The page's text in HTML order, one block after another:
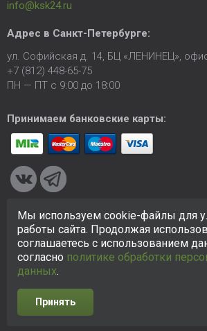
info@ksk24.ru
Адрес в Санкт-Петербурге:
ул. Софийская д. 14, БЦ «ЛЕНИНЕЦ»,
+7 (812) 448-65-75
ПН — ПТ с 9:00 до 18:00
Принимаем банковские карты:
© 2005-2026 ООО «КСК». Сайтhttps://
исключительно в информационных целях
на сайте не является публичной офертой.
отношении персональных данных
Разработка сайта
Мы используем cookie-файлы для
работы сайта. Продолжая
соглашаетесь с использованием
согласно политике обработки
данных.
Принять